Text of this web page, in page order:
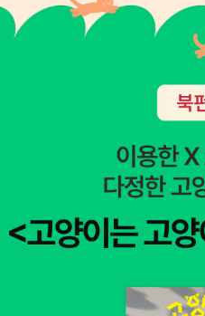
압축시키자.타깃 독자가 제일
빼자.농담이나, 잘난 척도 빼자
나서 글을 써라.4.도발을 반복
이야기지만…)5.부사, 약한 단어
설적이고, 간결하며, 명료한가
이 오직 이 문장만 보거나 들었
했던 바로 그 내용인가?그렇다
마크 트웨인의 유명한 말에 따
단어의 차이는 반딧불이와 번
알아야 한다.트위터는 팩트와
있다. 예전에는 필터 처리된 멋